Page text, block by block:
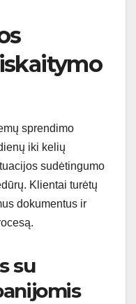
sprendimo
iki kelių
sudėtingumo
Klientai turėtų
dokumentus ir
su